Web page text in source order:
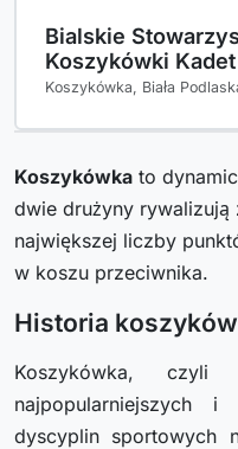
Bialskie
Koszykówki Kadet
Koszykówka, Biała
Koszykówka to
dwie drużyny
największej liczby
w koszu przeciwnika.
Historia
Koszykówka, czyli
najpopularniejszych i
dyscyplin sportowych